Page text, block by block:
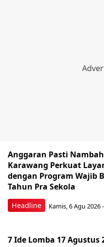
Headline
Anggaran Pasti
Karawang Perkuat
dengan Program Wajib
Tahun Pra Sekola
Kamis, 6 Agu 2026
7 Ide Lomba 17 Agustus